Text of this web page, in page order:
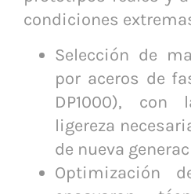
condiciones
Selección de
por aceros de
DP1000), con
ligereza
de nueva
Optimización